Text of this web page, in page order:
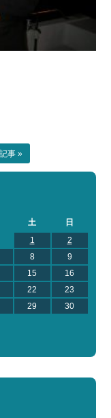
事 »
土
日
1
2
8
9
15
16
22
23
29
30